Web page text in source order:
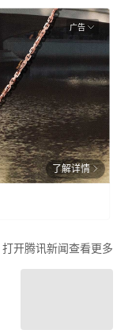
广告
了解详情
打开腾讯新闻查看更多